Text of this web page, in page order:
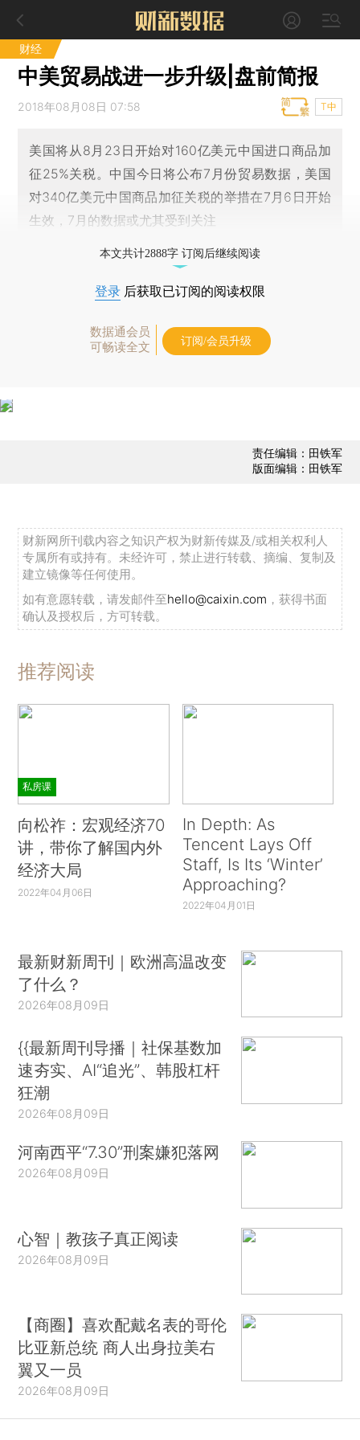
财经
中美贸易战进一步升级|盘前简报
2018年08月08日 07:58 T中
美国将从8月23日开始对160亿美元中国进口商品加
征25%关税。中国今日将公布7月份贸易数据，美国
对340亿美元中国商品加征关税的举措在7月6日开始
生效，7月的数据或尤其受到关注
本文共计2888字 订阅后继续阅读
登录 后获取已订阅的阅读权限
数据通会员
可畅读全文
订阅/会员升级
责任编辑：田铁军
版面编辑：田铁军
财新网所刊载内容之知识产权为财新传媒及/或相关权利人
专属所有或持有。未经许可，禁止进行转载、摘编、复制及
建立镜像等任何使用。
如有意愿转载，请发邮件至hello@caixin.com ，获得书面
确认及授权后，方可转载。
推荐阅读
私房课
向松祚：宏观经济70
讲，带你了解国内外
经济大局
2022年04月06日
In Depth: As
Tencent Lays Off
Staff, Is Its ‘Winter’
Approaching?
2022年04月01日
最新财新周刊｜欧洲高温改变
了什么？
2026年08月09日
{{最新周刊导播｜社保基数加
速夯实、AI“追光”、韩股杠杆
狂潮
2026年08月09日
河南西平“7.30”刑案嫌犯落网
2026年08月09日
心智｜教孩子真正阅读
2026年08月09日
【商圈】喜欢配戴名表的哥伦
比亚新总统 商人出身拉美右
翼又一员
2026年08月09日